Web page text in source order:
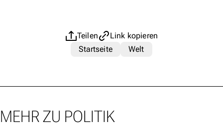
Teilen
Link kopieren
Startseite
Welt
MEHR ZU POLITIK